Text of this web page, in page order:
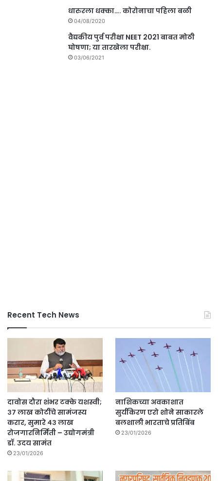
धारुरला धक्का…. कोरोनाचा पहिला बळी
04/08/2020
वैद्यकीय पुर्व परीक्षा NEET 2021 बाबत मोठी
घोषणा; या तारखेला परीक्षा.
03/06/2021
Recent Tech News
दावोस दौरा शंभर टक्के यशस्वी;
३७ लाख कोटींचे सामंजस्य
करार, सुमारे ४३ लाख
रोजगारनिर्मिती – उद्योगमंत्री
डॉ. उदय सामंत
23/01/2026
नाशिकच्या अवकाशात
सुर्यकिरण एरो शोने साकारले
बलशाली भारताचे प्रतिबिंब
23/01/2026